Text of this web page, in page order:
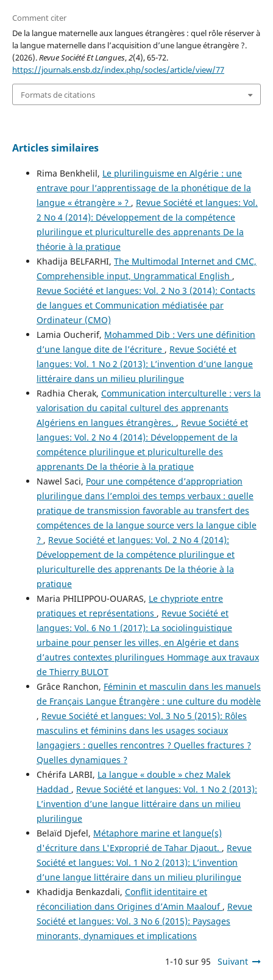
Comment citer
De la langue maternelle aux langues étrangères : quel rôle réserver à
la langue maternelle dans l’acquisition d’une langue étrangère ?.
(2026).Revue Société Et Langues,2(4), 65-72.
https://journals.ensb.dz/index.php/socles/article/view/77
Formats de citations
Articles similaires
Rima Benkhelil, Le plurilinguisme en Algérie : une
entrave pour l’apprentissage de la phonétique de la
langue « étrangère » ? , Revue Société et langues: Vol.
2 No 4 (2014): Développement de la compétence
plurilingue et pluriculturelle des apprenants De la
théorie à la pratique
Khadija BELFARHI, The Multimodal Internet and CMC,
Comprehensible input, Ungrammatical English ,
Revue Société et langues: Vol. 2 No 3 (2014): Contacts
de langues et Communication médiatisée par
Ordinateur (CMO)
Lamia Oucherif, Mohammed Dib : Vers une définition
d’une langue dite de l’écriture , Revue Société et
langues: Vol. 1 No 2 (2013): L’invention d’une langue
littéraire dans un milieu plurilingue
Radhia Cherak, Communication interculturelle : vers la
valorisation du capital culturel des apprenants
Algériens en langues étrangères. , Revue Société et
langues: Vol. 2 No 4 (2014): Développement de la
compétence plurilingue et pluriculturelle des
apprenants De la théorie à la pratique
Nawel Saci, Pour une compétence d’appropriation
plurilingue dans l’emploi des temps verbaux : quelle
pratique de transmission favorable au transfert des
compétences de la langue source vers la langue cible
? , Revue Société et langues: Vol. 2 No 4 (2014):
Développement de la compétence plurilingue et
pluriculturelle des apprenants De la théorie à la
pratique
Maria PHILIPPOU-OUARAS, Le chypriote entre
pratiques et représentations , Revue Société et
langues: Vol. 6 No 1 (2017): La sociolinguistique
urbaine pour penser les villes, en Algérie et dans
d’autres contextes plurilingues Hommage aux travaux
de Thierry BULOT
Grâce Ranchon, Féminin et masculin dans les manuels
de Français Langue Étrangère : une culture du modèle
, Revue Société et langues: Vol. 3 No 5 (2015): Rôles
masculins et féminins dans les usages sociaux
langagiers : quelles rencontres ? Quelles fractures ?
Quelles dynamiques ?
Chérifa LARBI, La langue « double » chez Malek
Haddad , Revue Société et langues: Vol. 1 No 2 (2013):
L’invention d’une langue littéraire dans un milieu
plurilingue
Belaïd Djefel, Métaphore marine et langue(s)
d'écriture dans L'Exproprié de Tahar Djaout. , Revue
Société et langues: Vol. 1 No 2 (2013): L’invention
d’une langue littéraire dans un milieu plurilingue
Khadidja Benkazdali, Conflit identitaire et
réconciliation dans Origines d’Amin Maalouf , Revue
Société et langues: Vol. 3 No 6 (2015): Paysages
minorants, dynamiques et implications
1-10 sur 95 Suivant